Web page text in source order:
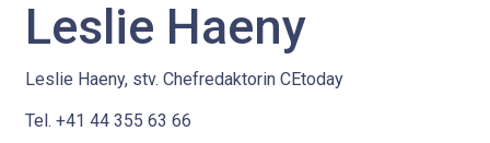
Leslie Haeny
Leslie Haeny, stv. Chefredaktorin CEtoday
Tel. +41 44 355 63 66